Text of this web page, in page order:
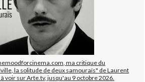
ma critique du
la solitude de deux samouraïs" de Laurent
voir sur Arte.tv, jusqu'au 9 octobre 2026.